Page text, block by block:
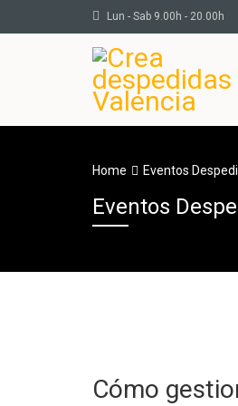
Lun - Sab 9.00h - 20.00h
Home Eventos
Eventos
Cómo